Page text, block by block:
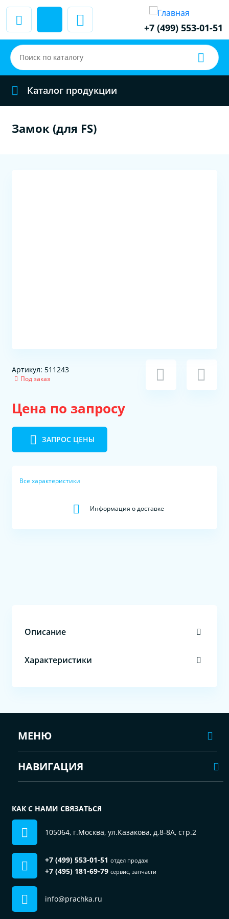
+7 (499) 553-01-51
Каталог продукции
Замок (для FS)
Артикул: 511243
Под заказ
Цена по запросу
ЗАПРОС ЦЕНЫ
Все характеристики
Информация о доставке
Описание
Характеристики
МЕНЮ
НАВИГАЦИЯ
КАК С НАМИ СВЯЗАТЬСЯ
105064, г.Москва, ул.Казакова, д.8-8А, стр.2
+7 (499) 553-01-51 отдел продаж
+7 (495) 181-69-79 сервис, запчасти
info@prachka.ru